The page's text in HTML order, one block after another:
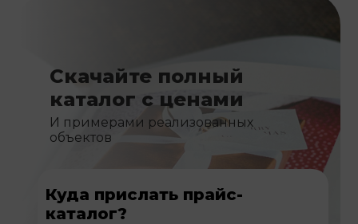
Скачайте полный
каталог с ценами
И примерами реализованных
объектов
Куда прислать прайс-
каталог?